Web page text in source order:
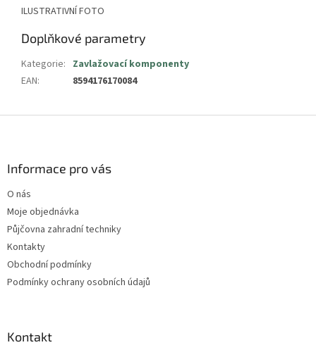
ILUSTRATIVNÍ FOTO
Doplňkové parametry
Kategorie: Zavlažovací komponenty
EAN: 8594176170084
Informace pro vás
O nás
Moje objednávka
Půjčovna zahradní techniky
Kontakty
Obchodní podmínky
Podmínky ochrany osobních údajů
Kontakt